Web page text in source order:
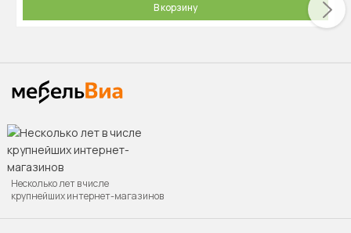
В корзину
Несколько лет в числе
крупнейших интернет-магазинов